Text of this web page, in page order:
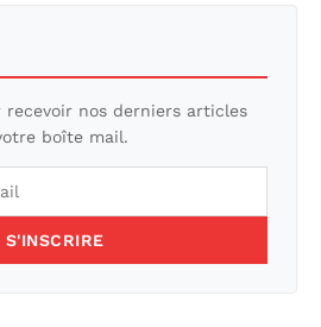
recevoir nos derniers articles
boîte mail.
S'INSCRIRE